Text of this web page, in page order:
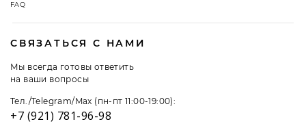
FAQ
СВЯЗАТЬСЯ С НАМИ
Мы всегда готовы ответить
на ваши вопросы
Тел./Telegram/Max (пн-пт 11:00-19:00):
+7 (921) 781-96-98